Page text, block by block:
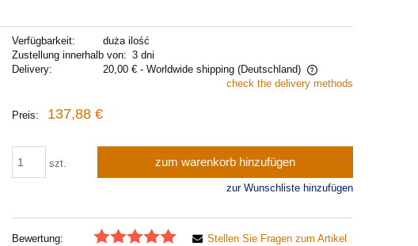
Verfügbarkeit:
duża ilość
Zustellung innerhalb von: 3 dni
Delivery:
20,00 € - Worldwide shipping (Deutschland)
check the delivery methods
Preis: 137,88 €
szt. zum warenkorb hinzufügen
zur Wunschliste hinzufügen
Bewertung:
Stellen Sie Fragen zum Artikel